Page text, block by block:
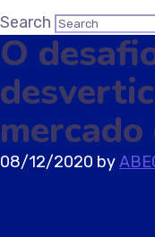
Search
O
mercado
08/12/2020 by